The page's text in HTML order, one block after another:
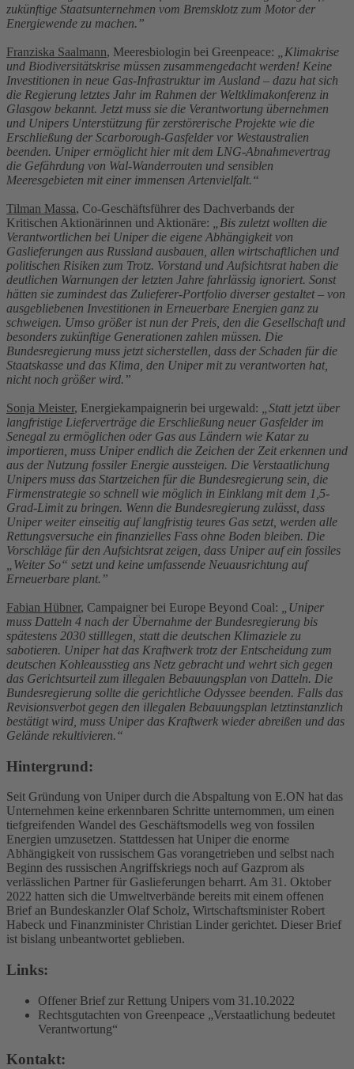
zukünftige Staatsunternehmen vom Bremsklotz zum Motor der
Energiewende zu machen.”
Franziska Saalmann, Meeresbiologin bei Greenpeace:
„Klimakrise
und Biodiversitätskrise müssen zusammengedacht werden! Keine
Investitionen in neue Gas-Infrastruktur im Ausland – dazu hat sich
die Regierung letztes Jahr im Rahmen der Weltklimakonferenz in
Glasgow bekannt. Jetzt muss sie die Verantwortung übernehmen
und Unipers Unterstützung für zerstörerische Projekte wie die
Erschließung der Scarborough-Gasfelder vor Westaustralien
beenden. Uniper ermöglicht hier mit dem LNG-Abnahmevertrag
die Gefährdung von Wal-Wanderrouten und sensiblen
Meeresgebieten mit einer immensen Artenvielfalt.“
Tilman Massa, Co-Geschäftsführer des Dachverbands der
Kritischen Aktionärinnen und Aktionäre:
„Bis zuletzt wollten die
Verantwortlichen bei Uniper die eigene Abhängigkeit von
Gaslieferungen aus Russland ausbauen, allen wirtschaftlichen und
politischen Risiken zum Trotz. Vorstand und Aufsichtsrat haben die
deutlichen Warnungen der letzten Jahre fahrlässig ignoriert. Sonst
hätten sie zumindest das Zulieferer-Portfolio diverser gestaltet – von
ausgebliebenen Investitionen in Erneuerbare Energien ganz zu
schweigen. Umso größer ist nun der Preis, den die Gesellschaft und
besonders zukünftige Generationen zahlen müssen. Die
Bundesregierung muss jetzt sicherstellen, dass der Schaden für die
Staatskasse und das Klima, den Uniper mit zu verantworten hat,
nicht noch größer wird.”
Sonja Meister, Energiekampaignerin bei urgewald:
„Statt jetzt über
langfristige Lieferverträge die Erschließung neuer Gasfelder im
Senegal zu ermöglichen oder Gas aus Ländern wie Katar zu
importieren, muss Uniper endlich die Zeichen der Zeit erkennen und
aus der Nutzung fossiler Energie aussteigen. Die Verstaatlichung
Unipers muss das Startzeichen für die Bundesregierung sein, die
Firmenstrategie so schnell wie möglich in Einklang mit dem 1,5-
Grad-Limit zu bringen. Wenn die Bundesregierung zulässt, dass
Uniper weiter einseitig auf langfristig teures Gas setzt, werden alle
Rettungsversuche ein finanzielles Fass ohne Boden bleiben. Die
Vorschläge für den Aufsichtsrat zeigen, dass Uniper auf ein fossiles
„Weiter So“ setzt und keine umfassende Neuausrichtung auf
Erneuerbare plant.”
Fabian Hübner, Campaigner bei Europe Beyond Coal:
„Uniper
muss Datteln 4 nach der Übernahme der Bundesregierung bis
spätestens 2030 stilllegen, statt die deutschen Klimaziele zu
sabotieren. Uniper hat das Kraftwerk trotz der Entscheidung zum
deutschen Kohleausstieg ans Netz gebracht und wehrt sich gegen
das Gerichtsurteil zum illegalen Bebauungsplan von Datteln. Die
Bundesregierung sollte die gerichtliche Odyssee beenden. Falls das
Revisionsverbot gegen den illegalen Bebauungsplan letztinstanzlich
bestätigt wird, muss Uniper das Kraftwerk wieder abreißen und das
Gelände rekultivieren.“
Hintergrund:
Seit Gründung von Uniper durch die Abspaltung von E.ON hat das
Unternehmen keine erkennbaren Schritte unternommen, um einen
tiefgreifenden Wandel des Geschäftsmodells weg von fossilen
Energien umzusetzen. Stattdessen hat Uniper die enorme
Abhängigkeit von russischem Gas vorangetrieben und selbst nach
Beginn des russischen Angriffskriegs noch auf Gazprom als
verlässlichen Partner für Gaslieferungen beharrt. Am 31. Oktober
2022 hatten sich die Umweltverbände bereits mit einem offenen
Brief an Bundeskanzler Olaf Scholz, Wirtschaftsminister Robert
Habeck und Finanzminister Christian Linder gerichtet. Dieser Brief
ist bislang unbeantwortet geblieben.
Links:
Offener Brief zur Rettung Unipers vom 31.10.2022
Rechtsgutachten von Greenpeace „Verstaatlichung bedeutet
Verantwortung“
Kontakt: